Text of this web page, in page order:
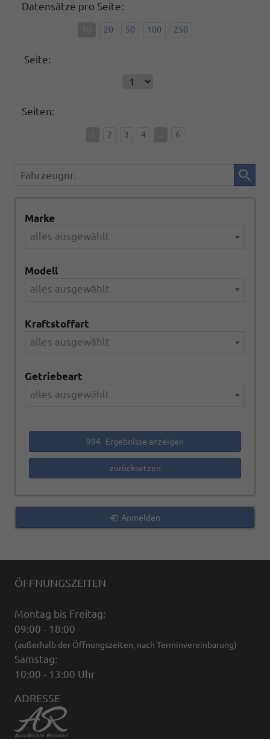
Datensätze pro Seite:
20 50 100 250
Seite:
Seiten:
2 3 4 6
Fahrzeugnr.
Marke
alles ausgewählt
Modell
alles ausgewählt
Kraftstoffart
alles ausgewählt
Getriebeart
alles ausgewählt
994 Ergebnisse anzeigen
zurücksetzen
Anmelden
ÖFFNUNGSZEITEN
Montag bis Freitag:
09:00 - 18:00
(außerhalb der Öffnungszeiten, nach Terminvereinbarung)
Samstag:
10:00 - 13:00 Uhr
ADRESSE